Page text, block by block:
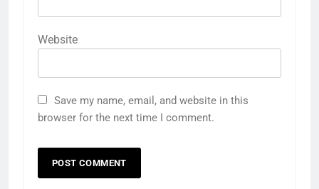
Website
Save my name, email, and website in this
browser for the next time I comment.